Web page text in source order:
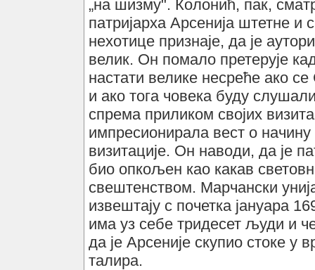
„на шизму". Колонић, пак,
патријарха Арсенија штетне и
нехотице признаје, да је
велик. Он помало претерује
настати велике несреће ако
и ако тога човека буду
спрема приликом својих
импресионирала вест о начину
визитације. Он наводи, да је
био опкољен као какав
свештенством. Марчански
извештају с почетка јануара
има уз себе тридесет људи и
да је Арсеније скупио стоке у
талира.